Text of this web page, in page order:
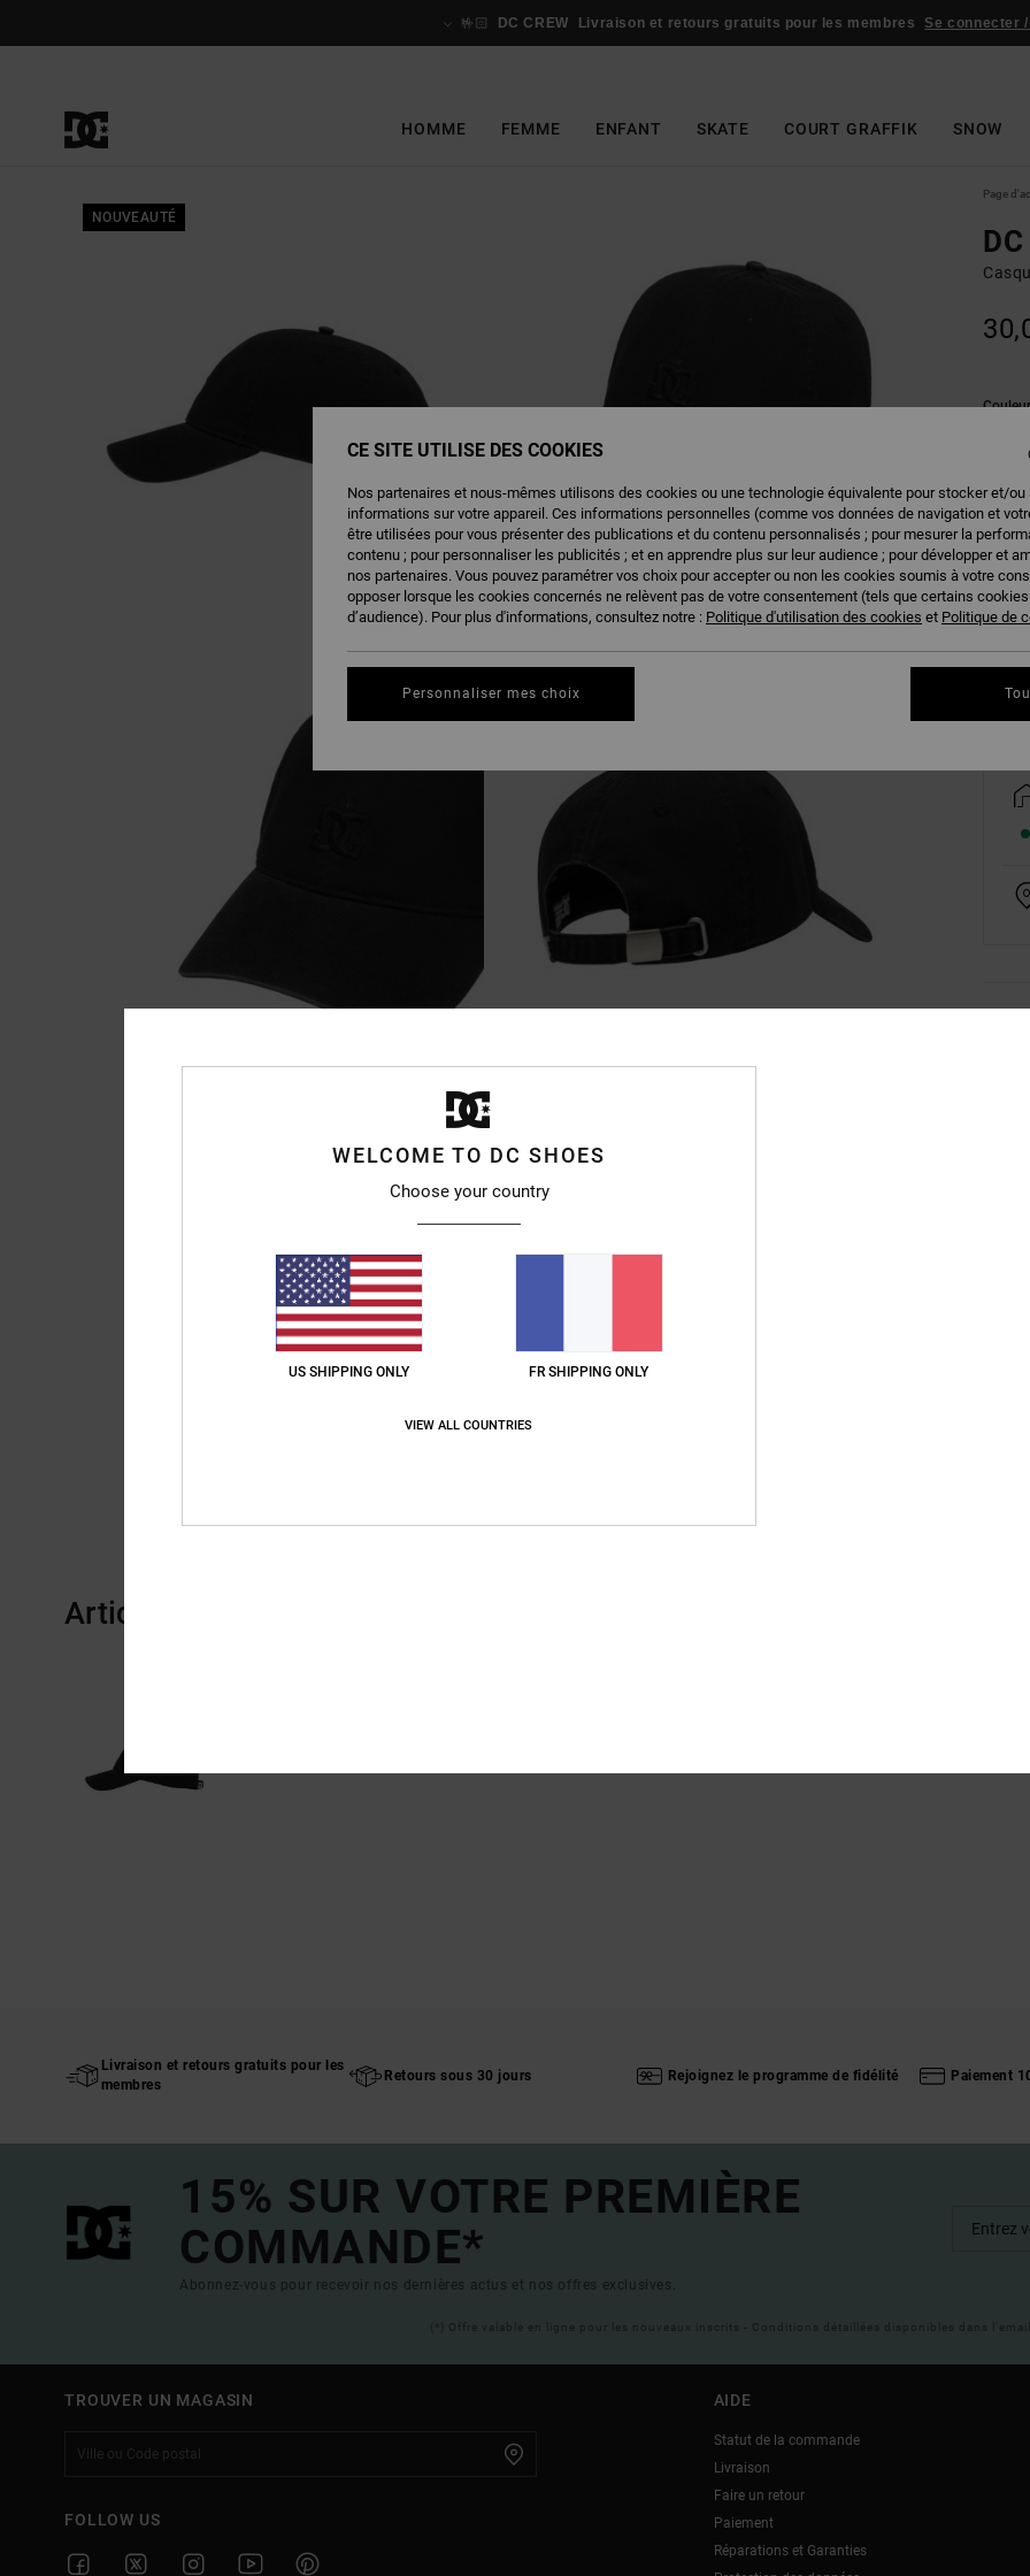
🤟🏻 DC CREW Livraison et retours gratuits pour les membres Se connecter
HOMME FEMME ENFANT SKATE COURT GRAFFIK SNOW
NOUVEAUTÉ
Page
Articles vus récemment
Livraison et retours gratuits pour les
membres
Retours sous 30 jours Rejoignez le programme de fidélité Paiement
15% SUR VOTRE PREMIÈRE
COMMANDE*
Abonnez-vous pour recevoir nos dernières actus et nos offres exclusives.
(*) Offre valable en ligne pour les nouveaux inscrits - Conditions détaillées disponibles dans
TROUVER UN MAGASIN
FOLLOW US
AIDE
Statut de la commande
Livraison
Faire un retour
Paiement
Réparations et Garanties
WELCOME TO DC SHOES
Choose your country
US SHIPPING ONLY FR SHIPPING ONLY
VIEW ALL COUNTRIES
CE SITE UTILISE DES COOKIES
Nos partenaires et nous-mêmes utilisons des cookies ou une technologie équivalente pour stocker et/ou
informations sur votre appareil. Ces informations personnelles (comme vos données de navigation et
être utilisées pour vous présenter des publications et du contenu personnalisés ; pour mesurer la
contenu ; pour personnaliser les publicités ; et en apprendre plus sur leur audience ; pour développer et
nos partenaires. Vous pouvez paramétrer vos choix pour accepter ou non les cookies soumis à votre
opposer lorsque les cookies concernés ne relèvent pas de votre consentement (tels que certains
d’audience). Pour plus d'informations, consultez notre : Politique d'utilisation des cookies et Politique de
Personnaliser mes choix